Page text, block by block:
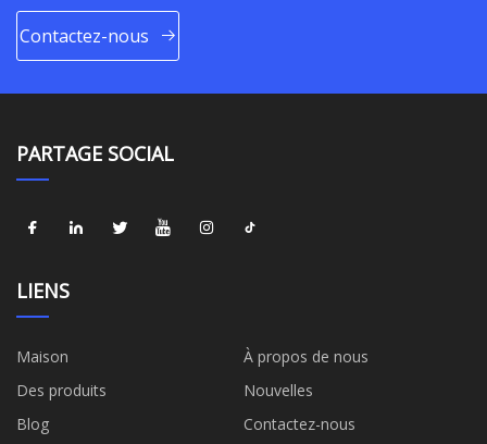
Contactez-nous
PARTAGE SOCIAL
LIENS
Maison
À propos de nous
Des produits
Nouvelles
Blog
Contactez-nous